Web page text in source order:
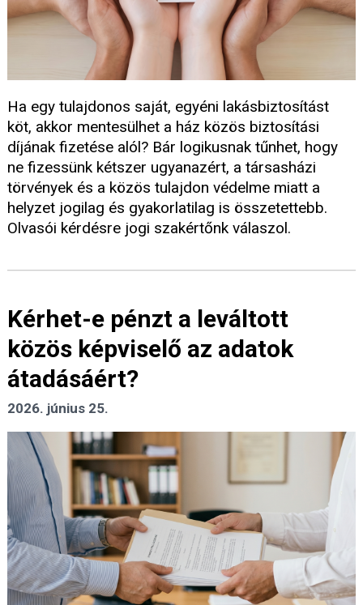
Ha egy tulajdonos saját, egyéni lakásbiztosítást
köt, akkor mentesülhet a ház közös biztosítási
díjának fizetése alól? Bár logikusnak tűnhet, hogy
ne fizessünk kétszer ugyanazért, a társasházi
törvények és a közös tulajdon védelme miatt a
helyzet jogilag és gyakorlatilag is összetettebb.
Olvasói kérdésre jogi szakértőnk válaszol.
Kérhet-e pénzt a leváltott
közös képviselő az adatok
átadásáért?
2026. június 25.